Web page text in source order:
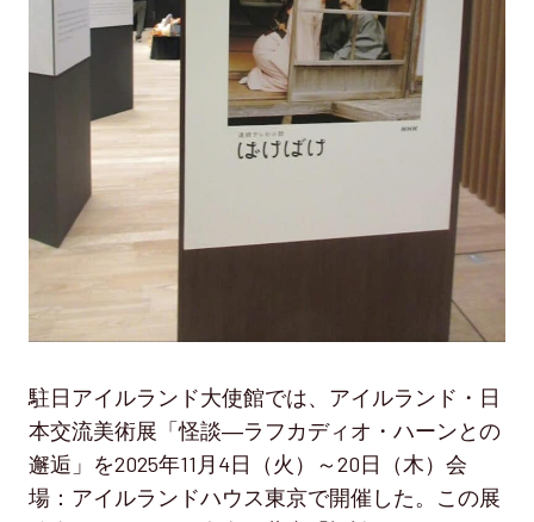
駐日アイルランド大使館では、アイルランド・日
本交流美術展「怪談―ラフカディオ・ハーンとの
邂逅」を2025年11月4日（火）～20日（木）会
場：アイルランドハウス東京で開催した。この展